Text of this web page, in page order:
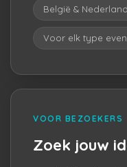
België & Nederland
Voor elk type
VOOR BEZOEKERS
Zoek jouw